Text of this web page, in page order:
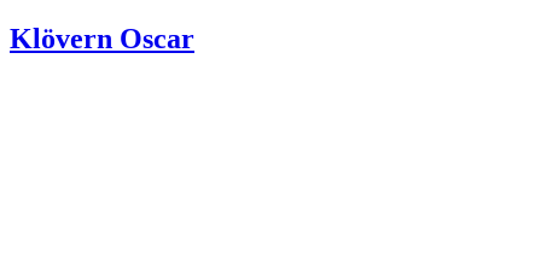
Klövern Oscar